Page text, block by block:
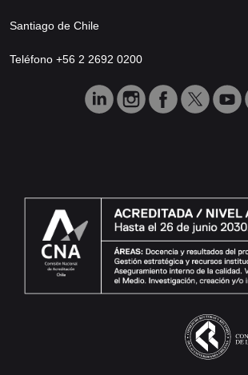
Santiago de Chile
Teléfono +56 2 2692 0200